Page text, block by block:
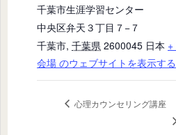
千葉市生涯学習センター
中央区弁天３丁目７−７
千葉市, 千葉県 2600045 日本
会場 のウェブサイトを表示する
心理カウンセリング講座